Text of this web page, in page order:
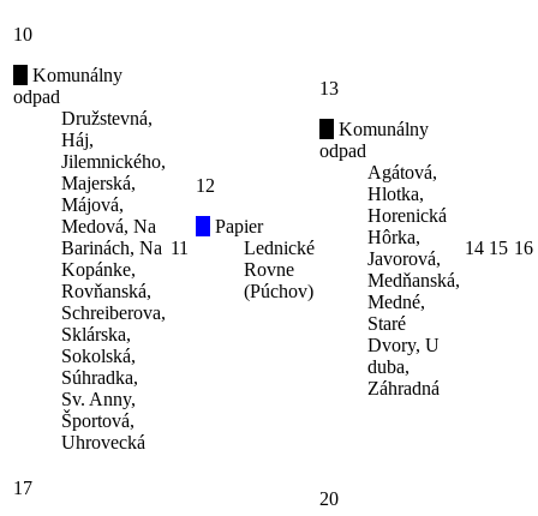
10
Komunálny
odpad
Družstevná,
Háj,
Jilemnického,
Majerská,
Májová,
Medová, Na
Barinách, Na
Kopánke,
Rovňanská,
Schreiberova,
Sklárska,
Sokolská,
Súhradka,
Sv. Anny,
Športová,
Uhrovecká
11
12
Papier
Lednické
Rovne
(Púchov)
13
Komunálny
odpad
Agátová,
Hlotka,
Horenická
Hôrka,
Javorová,
Medňanská,
Medné,
Staré
Dvory, U
duba,
Záhradná
14 15 16
17
20